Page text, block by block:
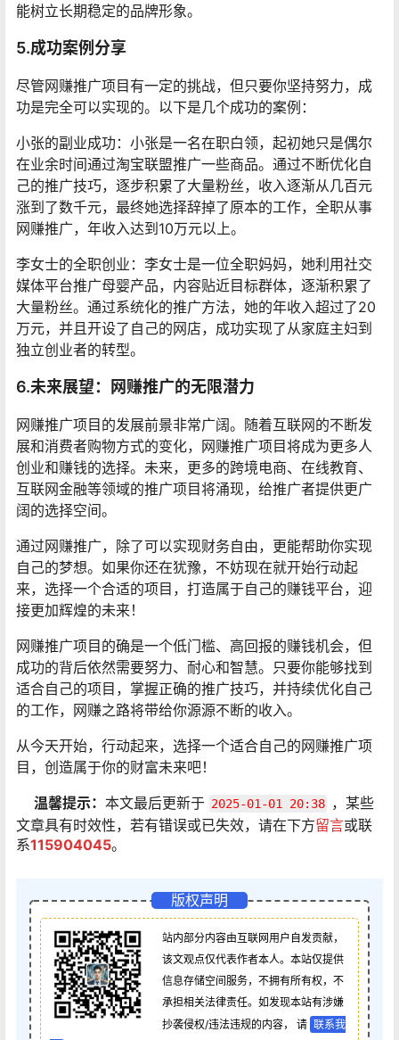
能树立长期稳定的品牌形象。
5.成功案例分享
尽管网赚推广项目有一定的挑战，但只要你坚持努力，成
功是完全可以实现的。以下是几个成功的案例：
小张的副业成功：小张是一名在职白领，起初她只是偶尔
在业余时间通过淘宝联盟推广一些商品。通过不断优化自
己的推广技巧，逐步积累了大量粉丝，收入逐渐从几百元
涨到了数千元，最终她选择辞掉了原本的工作，全职从事
网赚推广，年收入达到10万元以上。
李女士的全职创业：李女士是一位全职妈妈，她利用社交
媒体平台推广母婴产品，内容贴近目标群体，逐渐积累了
大量粉丝。通过系统化的推广方法，她的年收入超过了20
万元，并且开设了自己的网店，成功实现了从家庭主妇到
独立创业者的转型。
6.未来展望：网赚推广的无限潜力
网赚推广项目的发展前景非常广阔。随着互联网的不断发
展和消费者购物方式的变化，网赚推广项目将成为更多人
创业和赚钱的选择。未来，更多的跨境电商、在线教育、
互联网金融等领域的推广项目将涌现，给推广者提供更广
阔的选择空间。
通过网赚推广，除了可以实现财务自由，更能帮助你实现
自己的梦想。如果你还在犹豫，不妨现在就开始行动起
来，选择一个合适的项目，打造属于自己的赚钱平台，迎
接更加辉煌的未来！
网赚推广项目的确是一个低门槛、高回报的赚钱机会，但
成功的背后依然需要努力、耐心和智慧。只要你能够找到
适合自己的项目，掌握正确的推广技巧，并持续优化自己
的工作，网赚之路将带给你源源不断的收入。
从今天开始，行动起来，选择一个适合自己的网赚推广项
目，创造属于你的财富未来吧！
温馨提示： 本文最后更新于 2025-01-01 20:38 ，某些
文章具有时效性，若有错误或已失效，请在下方留言或联
系115904045。
版权声明
站内部分内容由互联网用户自发贡献，
该文观点仅代表作者本人。本站仅提供
信息存储空间服务，不拥有所有权，不
承担相关法律责任。如发现本站有涉嫌
抄袭侵权/违法违规的内容， 请 联系我